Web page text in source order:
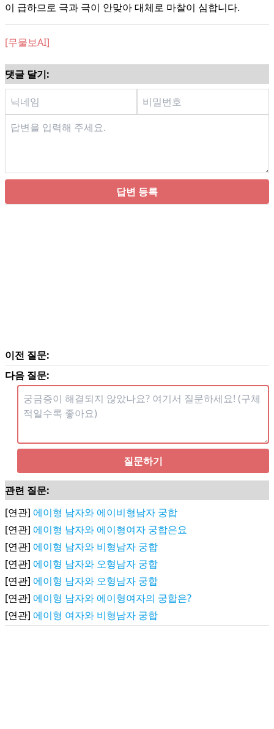
이 급하므로 극과 극이 안맞아 대체로 마찰이 심합니다.
[무물보AI]
댓글 달기:
답변 등록
이전 질문:
다음 질문:
질문하기
관련 질문:
[연관] 에이형 남자와 에이비형남자 궁합
[연관] 에이형 남자와 에이형여자 궁합은요
[연관] 에이형 남자와 비형남자 궁합
[연관] 에이형 남자와 오형남자 궁합
[연관] 에이형 남자와 오형남자 궁합
[연관] 에이형 남자와 에이형여자의 궁합은?
[연관] 에이형 여자와 비형남자 궁합